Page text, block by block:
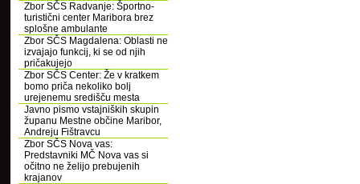
Zbor SČS Radvanje: Športno-
turistični center Maribora brez
splošne ambulante
Zbor SČS Magdalena: Oblasti ne
izvajajo funkcij, ki se od njih
pričakujejo
Zbor SČS Center: Že v kratkem
bomo priča nekoliko bolj
urejenemu središču mesta
Javno pismo vstajniških skupin
županu Mestne občine Maribor,
Andreju Fištravcu
Zbor SČS Nova vas:
Predstavniki MČ Nova vas si
očitno ne želijo prebujenih
krajanov